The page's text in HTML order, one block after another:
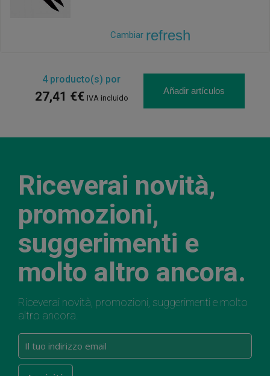
Cambiar refresh
4producto(s) por
27,41 €€ IVA incluido
Añadir artículos
Riceverai novità,
promozioni,
suggerimenti e
molto altro ancora.
Riceverai novità, promozioni, suggerimenti e molto
altro ancora.